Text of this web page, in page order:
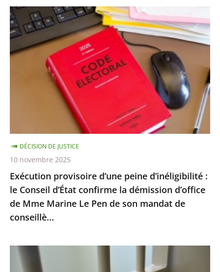
de
Bougival
au
Journal
Exécution
provisoire
d’une
peine
d’inéligibilité
confirme
la
démission
d’office
de
Mme
Marine
Pen
Exécution provisoire d’une peine d’inéligibilité :
le Conseil d’État confirme la démission d’office
de Mme Marine Le Pen de son mandat de
conseillè...
DÉCISION DE JUSTICE
10 novembre 2025
Prisons